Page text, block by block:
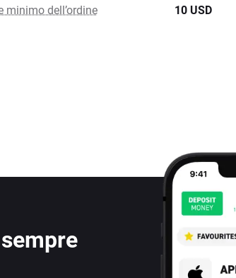
minimo dell’ordine 10 USD